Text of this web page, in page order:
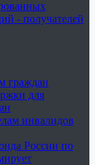
- получателей
граждан
для
инвалидов
России по